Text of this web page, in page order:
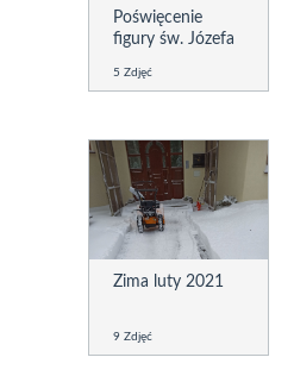
Poświęcenie
figury św. Józefa
5 Zdjęć
Zima luty 2021
9 Zdjęć